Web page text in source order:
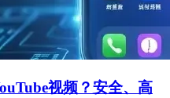
视频？安全、高